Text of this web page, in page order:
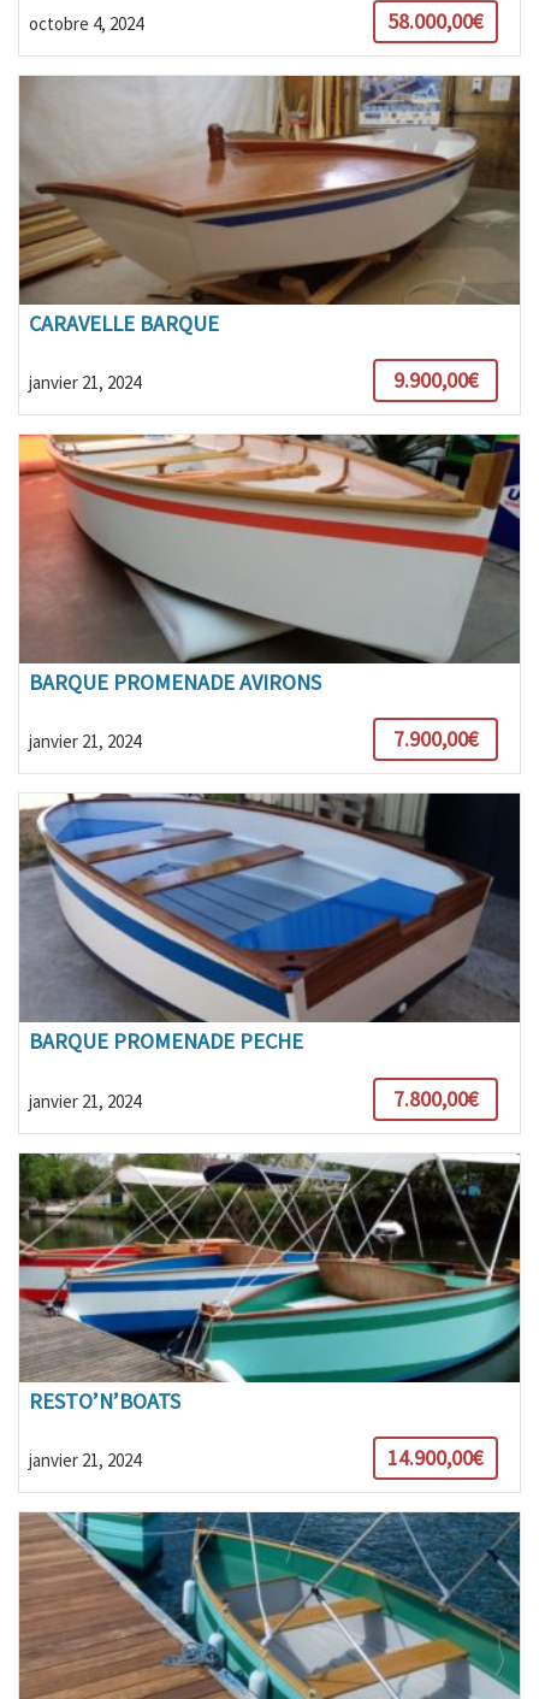
octobre 4, 2024 58.000,00€
CARAVELLE BARQUE
janvier 21, 2024 9.900,00€
BARQUE PROMENADE AVIRONS
janvier 21, 2024 7.900,00€
BARQUE PROMENADE PECHE
janvier 21, 2024 7.800,00€
RESTO’N’BOATS
janvier 21, 2024 14.900,00€